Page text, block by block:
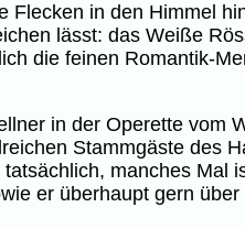
Flecken in den Himmel
lässt: das Weiße
die feinen Romantik-
in der Operette vom
Stammgäste des
manches Mal
er überhaupt gern